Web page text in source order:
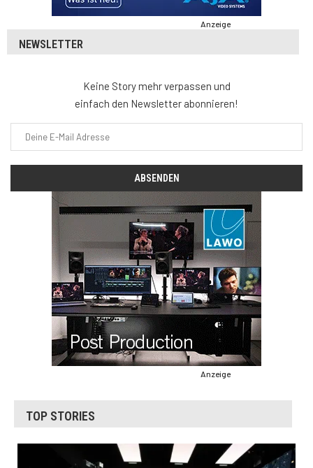
Anzeige
NEWSLETTER
Keine Story mehr verpassen und
einfach den Newsletter abonnieren!
Anzeige
TOP STORIES